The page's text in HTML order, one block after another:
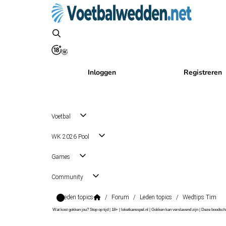
Inloggen Registreren
Voetbal
WK 2026 Pool
Games
Community
Leden topics / Forum / Leden topics / Wedtips Tim
Wat kost gokken jou? Stop op tijd | 18+ | loketkansspel.nl | Gokken kan verslavend zijn | Deze